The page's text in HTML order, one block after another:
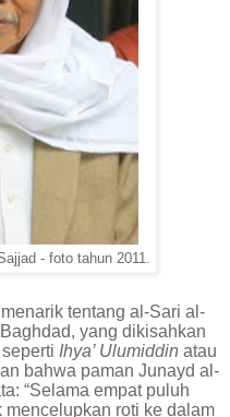
- foto tahun 2011.
tentang al-Sari al-
yang dikisahkan
Ihya’ Ulumiddin atau
bahwa paman Junayd al-
“Selama empat puluh
roti ke dalam